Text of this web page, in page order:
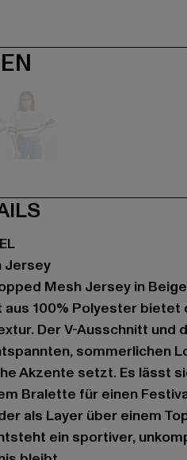
Jersey
Mesh Jersey in
100% Polyester bietet
Der V-Ausschnitt und
sommerlichen
Akzente setzt. Es lässt
Bralette für einen
als Layer über einem
ein sportiver,